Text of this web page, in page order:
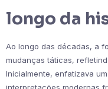
longo da
Ao longo das décadas, a
mudanças táticas,
Inicialmente, enfatizava
interpretações modernas